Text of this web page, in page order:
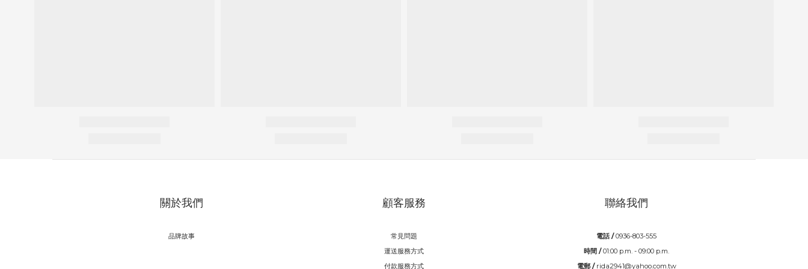
關於我們
品牌故事
顧客服務
常見問題
運送服務方式
付款服務方式
聯絡我們
電話 /0936-803-555
時間 /01:00 p.m. - 09:00 p.m.
電郵 / rida2941@yahoo.com.tw